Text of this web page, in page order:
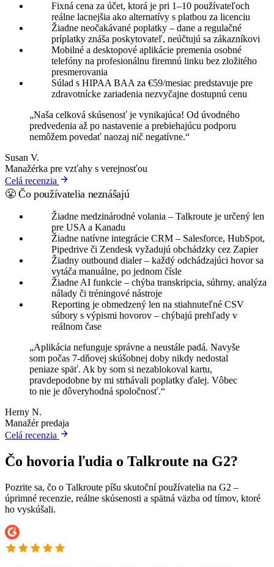
Fixná cena za účet, ktorá je pri 1–10 používateľoch
reálne lacnejšia ako alternatívy s platbou za licenciu
Žiadne neočakávané poplatky – dane a regulačné
príplatky znáša poskytovateľ, neúčtujú sa zákazníkovi
Mobilné a desktopové aplikácie premenia osobné
telefóny na profesionálnu firemnú linku bez zložitého
presmerovania
Súlad s HIPAA BAA za €59/mesiac predstavuje pre
zdravotnícke zariadenia nezvyčajne dostupnú cenu
„Naša celková skúsenosť je vynikajúca! Od úvodného
predvedenia až po nastavenie a prebiehajúcu podporu
nemôžem povedať naozaj nič negatívne.“
Susan V.
Manažérka pre vzťahy s verejnosťou
Celá recenzia
😤 Čo používatelia neznášajú
Žiadne medzinárodné volania – Talkroute je určený len
pre USA a Kanadu
Žiadne natívne integrácie CRM – Salesforce, HubSpot,
Pipedrive či Zendesk vyžadujú obchádzky cez Zapier
Žiadny outbound dialer – každý odchádzajúci hovor sa
vytáča manuálne, po jednom čísle
Žiadne AI funkcie – chýba transkripcia, súhrny, analýza
nálady či tréningové nástroje
Reporting je obmedzený len na stiahnuteľné CSV
súbory s výpismi hovorov – chýbajú prehľady v
reálnom čase
„Aplikácia nefunguje správne a neustále padá. Navyše
som počas 7-dňovej skúšobnej doby nikdy nedostal
peniaze späť. Ak by som si nezablokoval kartu,
pravdepodobne by mi strhávali poplatky ďalej. Vôbec
to nie je dôveryhodná spoločnosť.“
Herny N.
Manažér predaja
Celá recenzia
Čo hovoria ľudia o Talkroute na G2?
Pozrite sa, čo o Talkroute píšu skutoční používatelia na G2 –
úprimné recenzie, reálne skúsenosti a spätná väzba od tímov, ktoré
ho vyskúšali.